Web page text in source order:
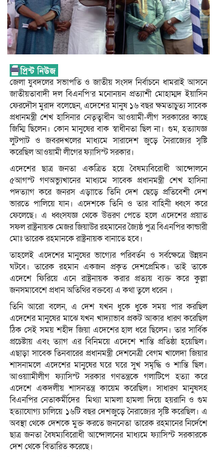
জেলা যুবদলের সভাপতি ও জাতীয় সংসদ নির্বাচনে ধামরাই আসনে
জাতীয়তাবাদী দল বিএনপি’র মনোনয়ন প্রত্যাশী মোহাম্মদ ইয়াসিন
ফেরদৌস মুরাদ বলেছেন, এদেশের মানুষ ১৬ বছর ক্ষমতাচুত্য সাবেক
প্রধানমন্ত্রী শেখ হাসিনার নেতৃত্বাধীন আওয়ামী-লীগ সরকারের কাছে
জিম্মি ছিলেন। কোন মানুষের বাক স্বাধীনতা ছিল না। গুম, হত্যাযজ্ঞ
লুটপাট ও জবরদখলের মাধ্যমে সারাদেশ জুড়ে নৈরাজ্যের সৃষ্টি
করেছিল আওয়ামী লীগের ফ্যাসিস্ট সরকার।
এদেশের ছাত্র জনতা একত্রিত হয়ে বৈষম্যবিরোধী আন্দোলনে
৫আগস্ট গণঅভ্যুখানের মাধ্যমে সাবেক প্রধানমন্ত্রী শেখ হাসিনা
পদত্যাগ করে জনরস এড়াাতে তিনি দেশ ছেড়ে প্রতিবেশী দেশ
ভারতে পালিয়ে যান। এদেশকে তিনি ও তার বাহিনী ধ্বংস করে
ফেলেছে। এ ধ্বংসযজ্ঞ থেকে উত্তরণ পেতে হলে এদেশের প্রয়াত
সফল রাষ্ট্রনায়ক মেজর জিয়াউর রহমানের জ্যৈষ্ঠ পুত্র বিএনপির কান্ডারী
মোঃ তারেক রহমানকে রাষ্ট্রনায়ক বানাতে হবে।
তাহলেই এদেশের মানুষের ভাগ্যের পরিবর্তন ও সর্বক্ষেত্রে উন্নয়ন
ঘটবে। তারেক রহমান একজন প্রকৃত দেশপ্রেমিক। তাই তাকে
এদেশে ফিরিয়ে এনে রাষ্ট্রনায়ক করার প্রত্যয় ব্যক্ত করে কুল্লা
জনসমাবেশে প্রধান অতিথির বক্তব্যে এ কথা তুলে ধরেন ।
তিনি আরো বলেন, এ দেশ যখন ধুকে ধুকে সময় পার করছিল
এদেশের মানুষের মাঝে যখন খাদ্যাভাব প্রকট আকার ধারণ করেছিল
ঠিক সেই সময় শহীদ জিয়া এদেশের হাল ধরে ছিলেন। তার সার্বিক
প্রচেষ্টায় এবং ত্যাগ এর বিনিময়ে এদেশে শান্তি প্রতিষ্ঠা হয়েছিল।
এছাড়া সাবেক তিনবারের প্রধানমন্ত্রী দেশনেত্রী বেগম খালেদা জিয়ার
শাসনামলে এদেশের মানুষের ঘরে ঘরে সুখ সমৃদ্ধি ও শান্তি ছিল।
আওয়াামীলীগ ফ্যাসিস্ট সরকার গণতন্ত্রকে গলাটিপে হত্যা করে
এদেশে একদলীয় শাসনতন্ত্র কায়েম করেছিল। সাধারণ মানুষসহ
বিএনপির নেতাকর্মীদের মিথ্যা মামলা হামলা দিয়ে হয়রানি ও গুম
হত্যাযোগ্য চালিয়ে ১৬টি বছর দেশজুড়ে নৈরাজ্যের সৃষ্টি করেছিল। এ
অবস্থা থেকে দেশকে মুক্ত করতে জননেতা তারেক রহমানের নির্দেশে
ছাত্র জনতা বৈষম্যবিরোধী আন্দোলনের মাধ্যমে ফ্যাসিস্ট সরকারকে
দেশ থেকে বিতারিত করেছে।